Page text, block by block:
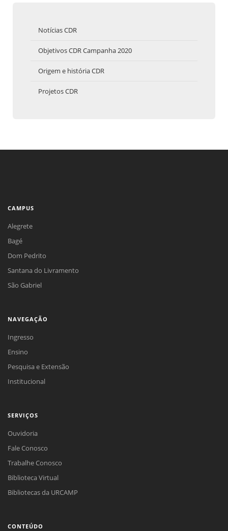
Notícias CDR
Objetivos CDR Campanha 2020
Origem e história CDR
Projetos CDR
CAMPUS
Alegrete
Bagé
Dom Pedrito
Santana do Livramento
São Gabriel
NAVEGAÇÃO
Ingresso
Ensino
Pesquisa e Extensão
Institucional
SERVIÇOS
Ouvidoria
Fale Conosco
Trabalhe Conosco
Biblioteca Virtual
Bibliotecas da URCAMP
CONTEÚDO